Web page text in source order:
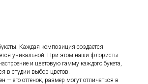
Каждая композиция создается
уникальной. При этом наши флористы
и цветовую гамму каждого букета,
в студии выбор цветов.
— его оттенок, размер могут отличаться в